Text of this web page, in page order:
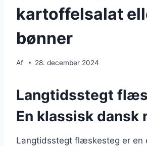
kartoffelsalat
bønner
Af 28. december 2024
Langtidsstegt
En klassisk dansk
Langtidsstegt flæskesteg er en